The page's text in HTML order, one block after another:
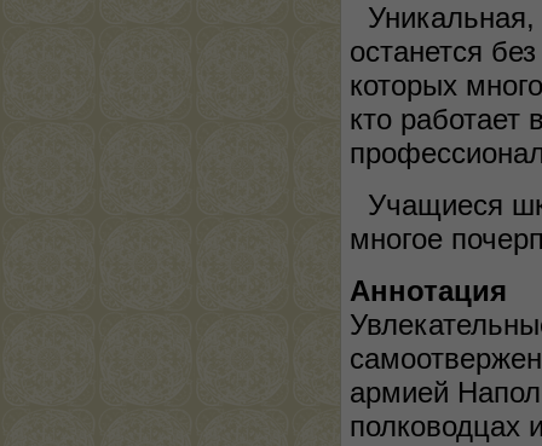
Уникальная,
останется
которых
кто работает
Учащиеся
многое
Аннотация
армией